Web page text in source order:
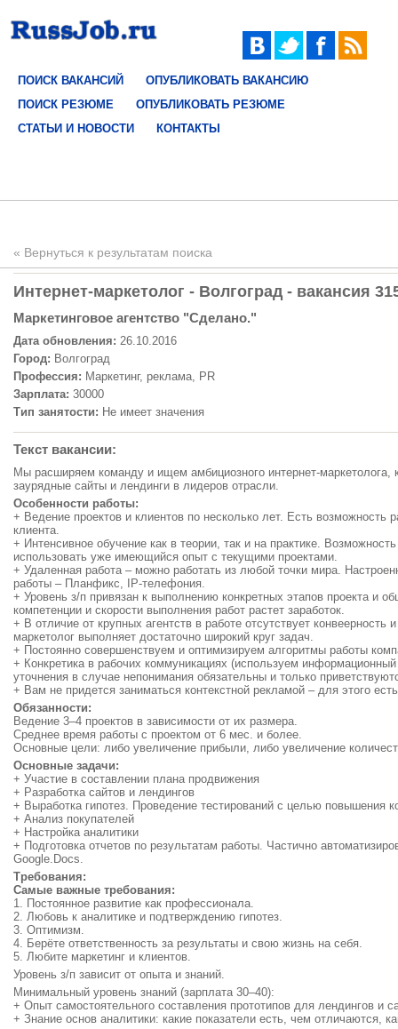
ПОИСК ВАКАНСИЙ
ОПУБЛИКОВАТЬ ВАКАНСИЮ
ПОИСК РЕЗЮМЕ
ОПУБЛИКОВАТЬ РЕЗЮМЕ
СТАТЬИ И НОВОСТИ
КОНТАКТЫ
« Вернуться к результатам поиска
Интернет-маркетолог - Волгоград - вакансия
Маркетинговое агентство "Сделано."
Дата обновления: 26.10.2016
Город: Волгоград
Профессия: Маркетинг, реклама, PR
Зарплата: 30000
Тип занятости: Не имеет значения
Текст вакансии:
Мы расширяем команду и ищем амбициозного интернет-маркетолога,
заурядные сайты и лендинги в лидеров отрасли.
Особенности работы:
+ Ведение проектов и клиентов по несколько лет. Есть возможность
клиента.
+ Интенсивное обучение как в теории, так и на практике.
использовать уже имеющийся опыт с текущими проектами.
+ Удаленная работа – можно работать из любой точки мира.
работы – Планфикс, IP-телефония.
+ Уровень з/п привязан к выполнению конкретных этапов проекта и
компетенции и скорости выполнения работ растет заработок.
+ В отличие от крупных агентств в работе отсутствует конвеерность
маркетолог выполняет достаточно широкий круг задач.
+ Постоянно совершенствуем и оптимизируем алгоритмы работы
+ Конкретика в рабочих коммуникациях (используем
уточнения в случае непонимания обязательны и только
+ Вам не придется заниматься контекстной рекламой – для этого
Обязанности:
Ведение 3–4 проектов в зависимости от их размера.
Среднее время работы с проектом от 6 мес. и более.
Основные цели: либо увеличение прибыли, либо увеличение
Основные задачи:
+ Участие в составлении плана продвижения
+ Разработка сайтов и лендингов
+ Выработка гипотез. Проведение тестирований с целью повышения
+ Анализ покупателей
+ Настройка аналитики
+ Подготовка отчетов по результатам работы. Частично
Google.Docs.
Требования:
Самые важные требования:
1. Постоянное развитие как профессионала.
2. Любовь к аналитике и подтверждению гипотез.
3. Оптимизм.
4. Берёте ответственность за результаты и свою жизнь на себя.
5. Любите маркетинг и клиентов.
Уровень з/п зависит от опыта и знаний.
Минимальный уровень знаний (зарплата 30–40):
+ Опыт самостоятельного составления прототипов для лендингов и
+ Знание основ аналитики: какие показатели есть, чем отличаются,